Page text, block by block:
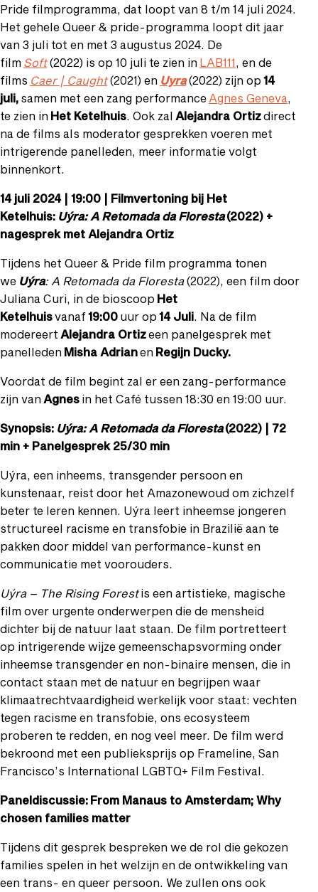
Pride filmprogramma, dat loopt van 8 t/m 14 juli 2024.
Het gehele Queer & pride-programma loopt dit jaar
van 3 juli tot en met 3 augustus 2024. De
film Soft (2022) is op 10 juli te zien in LAB111 , en de
films Caer | Caught (2021) en Uyra (2022) zijn op 14
juli, samen met een zang performance Agnes Geneva
te zien in Het Ketelhuis . Ook zal Alejandra Ortizdirect
na de films als moderator gesprekken voeren met
intrigerende panelleden, meer informatie volgt
binnenkort.
14 juli 2024 | 19:00 | Filmvertoning bij Het
Ketelhuis: Uýra: A Retomada da Floresta (2022) +
nagesprek met Alejandra Ortiz
Tijdens het Queer & Pride film programma tonen
we Uýra: A Retomada da Floresta (2022), een film door
Juliana Curi, in de bioscoop Het
Ketelhuisvanaf19:00 uur op 14 Juli . Na de film
modereert Alejandra Ortizeen panelgesprek met
panelleden Misha Adrianen Regijn Ducky.
Voordat de film begint zal er een zang-performance
zijn van Agnes in het Café tussen 18:30 en 19:00 uur.
Synopsis: Uýra: A Retomada da Floresta (2022) | 72
min + Panelgesprek 25/30 min
Uýra, een inheems, transgender persoon en
kunstenaar, reist door het Amazonewoud om zichzelf
beter te leren kennen. Uýra leert inheemse jongeren
structureel racisme en transfobie in Brazilië aan te
pakken door middel van performance-kunst en
communicatie met voorouders.
Uýra – The Rising Forest is een artistieke, magische
film over urgente onderwerpen die de mensheid
dichter bij de natuur laat staan. De film portretteert
op intrigerende wijze gemeenschapsvorming onder
inheemse transgender en non-binaire mensen, die in
contact staan met de natuur en begrijpen waar
klimaatrechtvaardigheid werkelijk voor staat: vechten
tegen racisme en transfobie, ons ecosysteem
proberen te redden, en nog veel meer. De film werd
bekroond met een publieksprijs op Frameline, San
Francisco’s International LGBTQ+ Film Festival.
Paneldiscussie: From Manaus to Amsterdam; Why
chosen families matter
Tijdens dit gesprek bespreken we de rol die gekozen
families spelen in het welzijn en de ontwikkeling van
een trans- en queer persoon. We zullen ons ook